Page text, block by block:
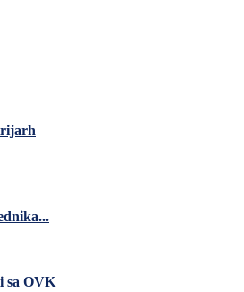
sa OVK